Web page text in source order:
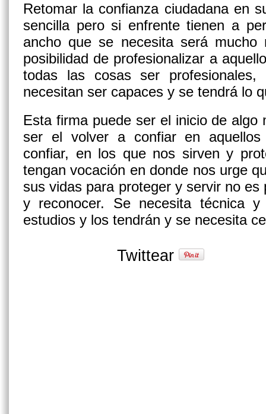
Retomar la confianza ciudadana en
sencilla pero si enfrente tienen a
ancho que se necesita será
posibilidad de profesionalizar a
todas las cosas ser
necesitan ser capaces y se tendrá lo
Esta firma puede ser el inicio de algo
ser el volver a confiar en
confiar, en los que nos sirven y
tengan vocación en donde nos urge
sus vidas para proteger y servir no es
y reconocer. Se necesita técnica
estudios y los tendrán y se necesita
Twittear